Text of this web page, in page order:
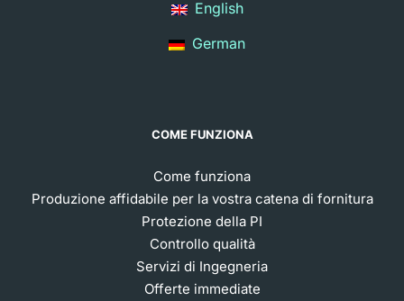
English
German
COME FUNZIONA
Come funziona
Produzione affidabile per la vostra catena di fornitura
Protezione della PI
Controllo qualità
Servizi di Ingegneria
Offerte immediate